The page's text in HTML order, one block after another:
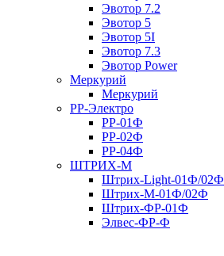
Эвотор 7.2
Эвотор 5
Эвотор 5I
Эвотор 7.3
Эвотор Power
Меркурий
Меркурий
РР-Электро
РР-01Ф
РР-02Ф
РР-04Ф
ШТРИХ-М
Штрих-Light-01Ф/02Ф
Штрих-М-01Ф/02Ф
Штрих-ФР-01Ф
Элвес-ФР-Ф